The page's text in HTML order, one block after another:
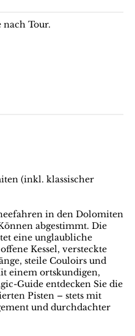
Tour.
(inkl. klassischer
in den Dolomiten
abgestimmt. Die
eine unglaubliche
Kessel, versteckte
steile Couloirs und
einem ortskundigen,
Guide entdecken Sie die
Pisten – stets mit
und durchdachter